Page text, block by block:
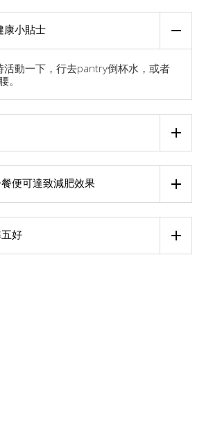
康小貼士
活動一下，行去pantry倒杯水，或者
。
便可達致減肥效果
好